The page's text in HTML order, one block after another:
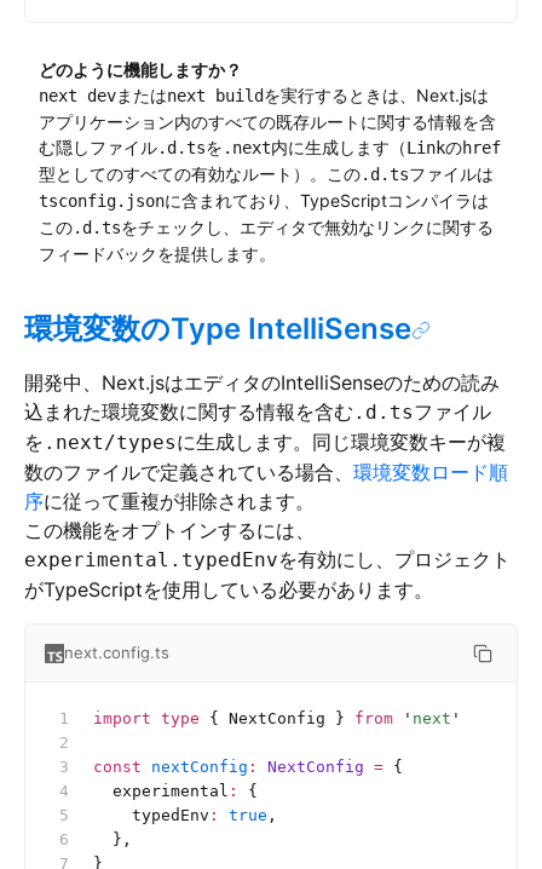
どのように機能しますか？
next devまたはnext buildを実行するときは、Next.jsは
アプリケーション内のすべての既存ルートに関する情報を含
む隠しファイル.d.tsを .next内に生成します（Linkのhref
型としてのすべての有効なルート）。この.d.tsファイルは
tsconfig.jsonに含まれており、TypeScriptコンパイラは
この.d.tsをチェックし、エディタで無効なリンクに関する
フィードバックを提供します。
環境変数のType IntelliSense
開発中、Next.jsはエディタのIntelliSenseのための読み
込まれた環境変数に関する情報を含む .d.tsファイル
を .next/typesに生成します。同じ環境変数キーが複
数のファイルで定義されている場合、 環境変数ロード順
序に従って重複が排除されます。
この機能をオプトインするには、
experimental.typedEnvを有効にし、プロジェクト
がTypeScriptを使用している必要があります。
next.config.ts
import type { NextConfig } from ' next '
const nextConfig : NextConfig = {
  experimental
:
{
    typedEnv
: true ,
  },
}